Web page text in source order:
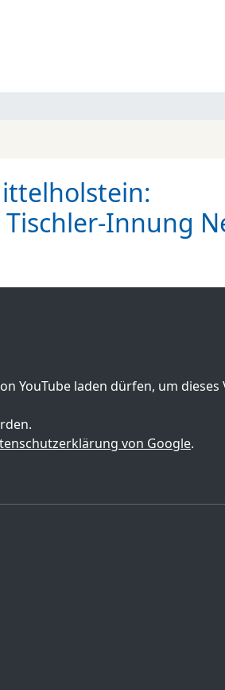
Tischler-Innung
YouTube laden dürfen, um dieses
von Google.